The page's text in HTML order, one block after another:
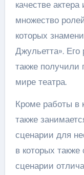
качестве
множество
которых
Джульетта».
также получили
мире театра.
Кроме работы в
также
сценарии для
в которых
сценарии